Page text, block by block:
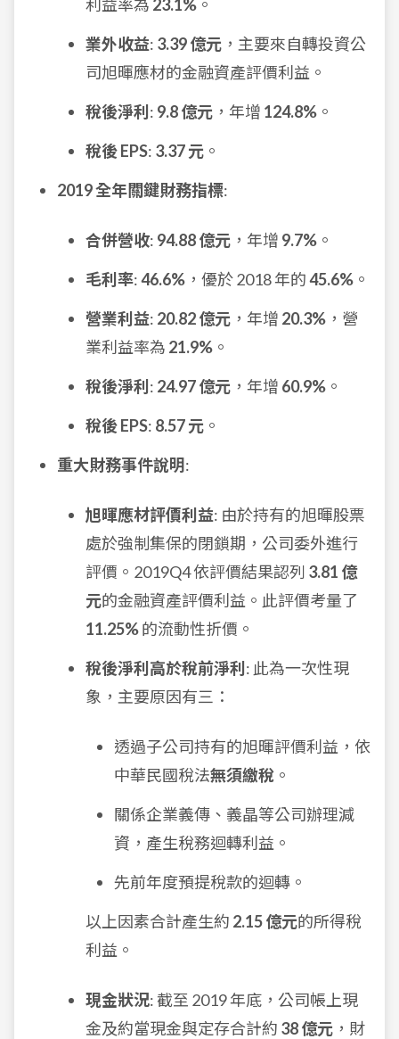
利益率為 23.1% 。
業外收益: 3.39 億元 ，主要來自轉投資公
司旭暉應材的金融資產評價利益。
稅後淨利 : 9.8 億元 ，年增 124.8% 。
稅後 EPS: 3.37 元 。
2019 全年關鍵財務指標:
合併營收: 94.88 億元 ，年增 9.7% 。
毛利率:46.6% ，優於 2018 年的45.6% 。
營業利益: 20.82 億元 ，年增 20.3% ，營
業利益率為 21.9% 。
稅後淨利 : 24.97 億元 ，年增 60.9% 。
稅後 EPS: 8.57 元 。
重大財務事件說明:
旭暉應材評價利益: 由於持有的旭暉股票
處於強制集保的閉鎖期，公司委外進行
評價。2019Q4 依評價結果認列 3.81 億
元的金融資產評價利益。此評價考量了
11.25%的流動性折價。
稅後淨利高於稅前淨利 : 此為一次性現
象，主要原因有三：
透過子公司持有的旭暉評價利益，依
中華民國稅法無須繳稅 。
關係企業義傳、義晶等公司辦理減
資，產生稅務迴轉利益。
先前年度預提稅款的迴轉。
以上因素合計產生約 2.15 億元的所得稅
利益。
現金狀況: 截至 2019 年底，公司帳上現
金及約當現金與定存合計約 38 億元 ，財